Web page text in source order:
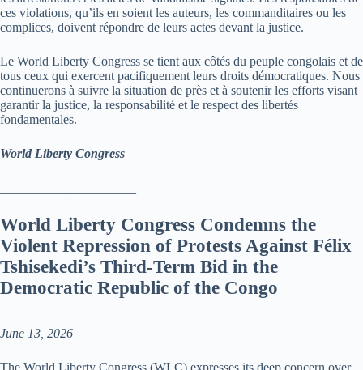
ces violations, qu’ils en soient les auteurs, les commanditaires ou les
complices, doivent répondre de leurs actes devant la justice.
Le World Liberty Congress se tient aux côtés du peuple congolais et de
tous ceux qui exercent pacifiquement leurs droits démocratiques. Nous
continuerons à suivre la situation de près et à soutenir les efforts visant
garantir la justice, la responsabilité et le respect des libertés
fondamentales.
World Liberty Congress
World Liberty Congress Condemns the
Violent Repression of Protests Against Félix
Tshisekedi’s Third-Term Bid in the
Democratic Republic of the Congo
June 13, 2026